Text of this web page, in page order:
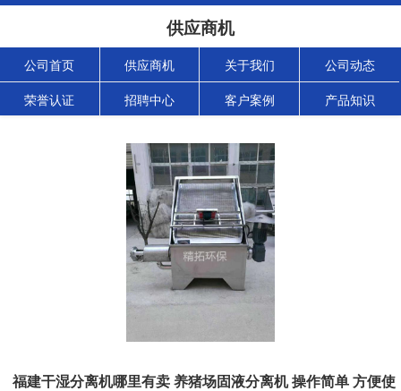
供应商机
公司首页 供应商机 关于我们 公司动态
荣誉认证 招聘中心 客户案例 产品知识
福建干湿分离机哪里有卖 养猪场固液分离机 操作简单 方便使